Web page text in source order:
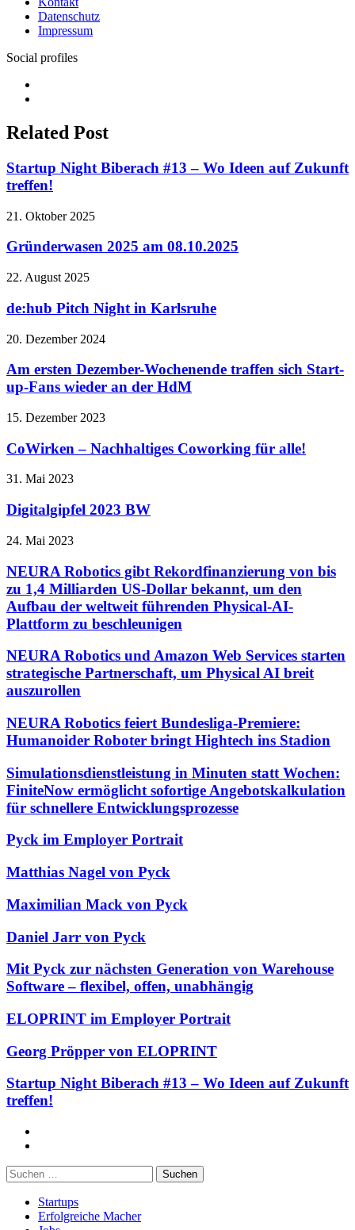
Datenschutz
Impressum
Social profiles
Related Post
Startup Night Biberach #13 – Wo Ideen auf Zukunft
treffen!
21. Oktober 2025
Gründerwasen 2025 am 08.10.2025
22. August 2025
de:hub Pitch Night in Karlsruhe
20. Dezember 2024
Am ersten Dezember-Wochenende traffen sich Start-
up-Fans wieder an der HdM
15. Dezember 2023
CoWirken – Nachhaltiges Coworking für alle!
31. Mai 2023
Digitalgipfel 2023 BW
24. Mai 2023
NEURA Robotics gibt Rekordfinanzierung von bis
zu 1,4 Milliarden US-Dollar bekannt, um den
Aufbau der weltweit führenden Physical-AI-
Plattform zu beschleunigen
NEURA Robotics und Amazon Web Services starten
strategische Partnerschaft, um Physical AI breit
auszurollen
NEURA Robotics feiert Bundesliga-Premiere:
Humanoider Roboter bringt Hightech ins Stadion
Simulationsdienstleistung in Minuten statt Wochen:
FiniteNow ermöglicht sofortige Angebotskalkulation
für schnellere Entwicklungsprozesse
Pyck im Employer Portrait
Matthias Nagel von Pyck
Maximilian Mack von Pyck
Daniel Jarr von Pyck
Mit Pyck zur nächsten Generation von Warehouse
Software – flexibel, offen, unabhängig
ELOPRINT im Employer Portrait
Georg Pröpper von ELOPRINT
Startup Night Biberach #13 – Wo Ideen auf Zukunft
treffen!
Suchen
nach:
Startups
Erfolgreiche Macher